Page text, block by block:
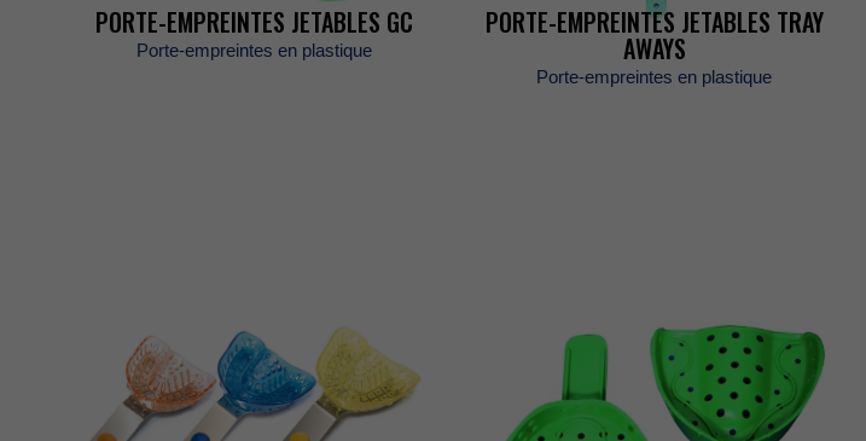
PORTE-EMPREINTESJETABLESGC
Porte-empreintesenplastique
PORTE-EMPREINTESJETABLESTRAY
AWAYS
Porte-empreintesenplastique